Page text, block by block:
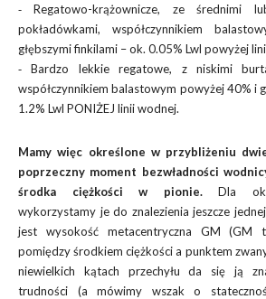
⁃ Regatowo-krążownicze, ze średnimi
pokładówkami, współczynnikiem
głębszymi finkilami – ok. 0.05% Lwl powyżej
⁃ Bardzo lekkie regatowe, z niskimi
współczynnikiem balastowym powyżej 40% i
1.2% Lwl PONIŻEJ linii wodnej.
Mamy więc określone w przybliżeniu
poprzeczny moment bezwładności
środka ciężkości w pionie.Dla
wykorzystamy je do znalezienia jeszcze
jest wysokość metacentryczna GM (GM
pomiędzy środkiem ciężkości a punktem
niewielkich kątach przechyłu da się ją
trudności (a mówimy wszak o